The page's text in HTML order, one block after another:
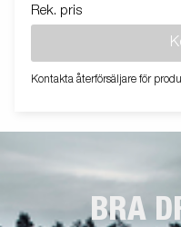
Rek. pris
Kontakta återförsäljare för
BRA